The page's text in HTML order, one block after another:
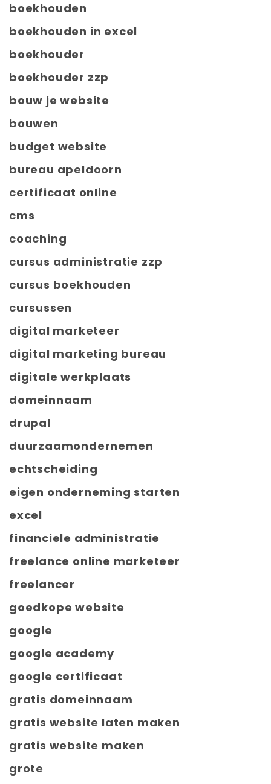
boekhouden
boekhouden in excel
boekhouder
boekhouder zzp
bouw je website
bouwen
budget website
bureau apeldoorn
certificaat online
cms
coaching
cursus administratie zzp
cursus boekhouden
cursussen
digital marketeer
digital marketing bureau
digitale werkplaats
domeinnaam
drupal
duurzaamondernemen
echtscheiding
eigen onderneming starten
excel
financiele administratie
freelance online marketeer
freelancer
goedkope website
google
google academy
google certificaat
gratis domeinnaam
gratis website laten maken
gratis website maken
grote